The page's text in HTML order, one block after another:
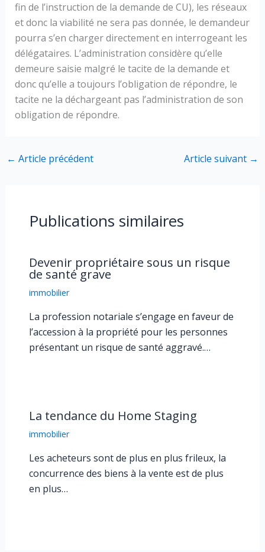
fin de l’instruction de la demande de CU), les réseaux
et donc la viabilité ne sera pas donnée, le demandeur
pourra s’en charger directement en interrogeant les
délégataires. L’administration considère qu’elle
demeure saisie malgré le tacite de la demande et
donc qu’elle a toujours l’obligation de répondre, le
tacite ne la déchargeant pas l’administration de son
obligation de répondre.
← Article précédent Article suivant →
Publications similaires
Devenir propriétaire sous un risque
de santé grave
immobilier
La profession notariale s’engage en faveur de
l’accession à la propriété pour les personnes
présentant un risque de santé aggravé.…
La tendance du Home Staging
immobilier
Les acheteurs sont de plus en plus frileux, la
concurrence des biens à la vente est de plus
en plus…